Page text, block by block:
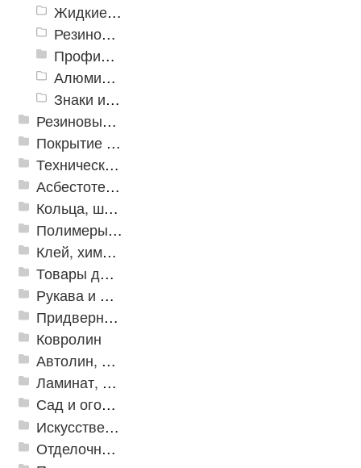
Жидкие противоскользящие средства
Резиновый профиль с алюминиевой вставкой «NoSlip»
Профили закладные
Алюминиевый профиль для ленты
Знаки из полистирола для разметки пола
Резиновые и ПВХ дорожки
Покрытие из резиновой крошки
Техническая резина
Асбестотехнические и теплоизоляционные материалы
Кольца, шайбы, манжеты
Полимеры и пластики
Клей, химия, сопутствующие товары
Товары для дома
Рукава и шланги промышленные
Придверные решетки
Ковролин
Автолин, Транслин, Линолеум
Ламинат, Кварцвиниловая плитка SPC
Сад и огород
Искусственная трава
Отделочные профили